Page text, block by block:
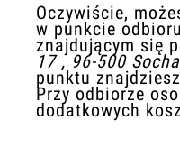
Oczywiście,
w punkcie
znajdującym się
17 , 96-500
punktu
Przy odbiorze
dodatkowych